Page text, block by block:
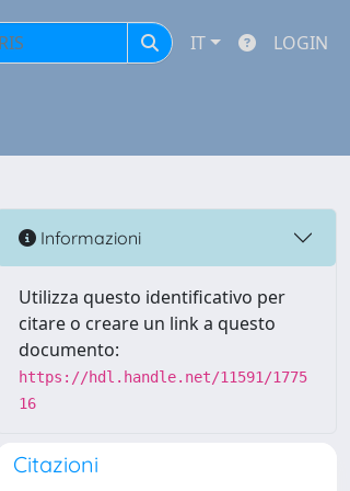
IT LOGIN
Informazioni
Utilizza questo identificativo per
citare o creare un link a questo
documento:
https://hdl.handle.net/11591/1775
16
Citazioni